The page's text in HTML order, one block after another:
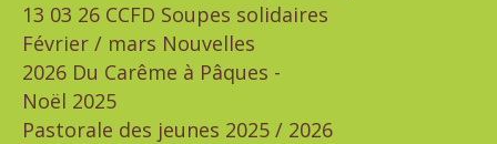
13 03 26 CCFD Soupes solidaires
Février / mars Nouvelles
2026 Du Carême à Pâques -
Noël 2025
Pastorale des jeunes 2025 / 2026